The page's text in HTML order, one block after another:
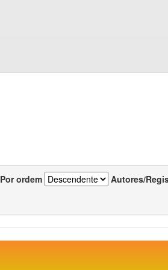
Por ordem Autores/